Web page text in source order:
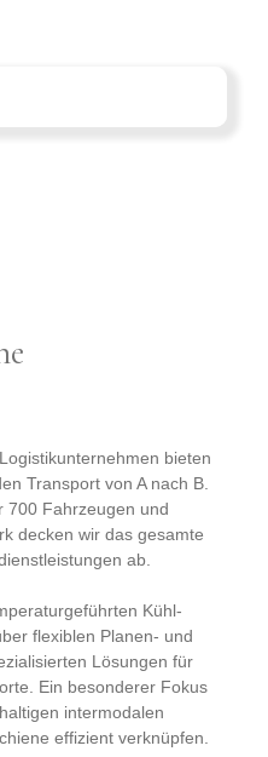
bieten
Transport von A nach B.
700 Fahrzeugen und
decken wir das gesamte
ab.
Kühl-
flexiblen Planen- und
Lösungen für
Ein besonderer Fokus
intermodalen
effizient verknüpfen.